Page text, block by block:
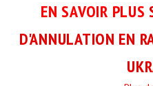
EN SAVOIR PLUS
D'ANNULATION EN